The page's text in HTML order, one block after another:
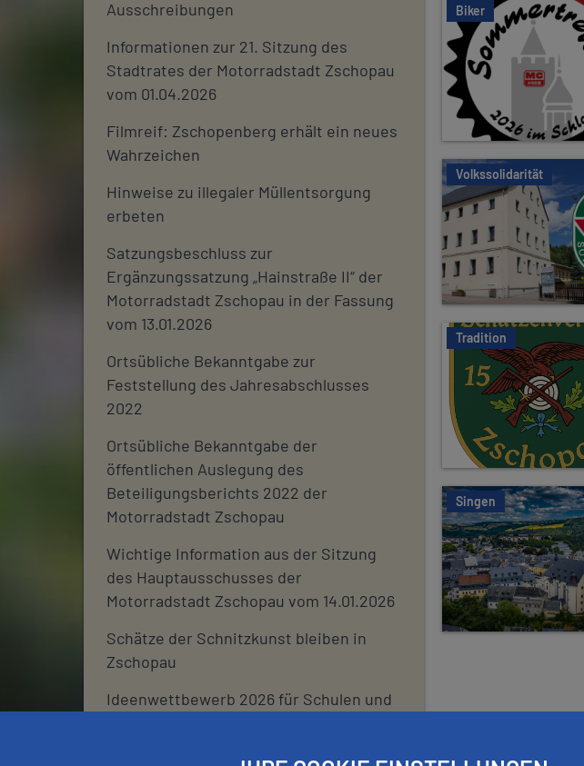
Ausschreibungen
Informationen zur 21. Sitzung des
Stadtrates der Motorradstadt Zschopau
vom 01.04.2026
Filmreif: Zschopenberg erhält ein neues
Wahrzeichen
Hinweise zu illegaler Müllentsorgung
erbeten
Satzungsbeschluss zur
Ergänzungssatzung „Hainstraße II“ der
Motorradstadt Zschopau in der Fassung
vom 13.01.2026
Ortsübliche Bekanntgabe zur
Feststellung des Jahresabschlusses
2022
Ortsübliche Bekanntgabe der
öffentlichen Auslegung des
Beteiligungsberichts 2022 der
Motorradstadt Zschopau
Wichtige Information aus der Sitzung
des Hauptausschusses der
Motorradstadt Zschopau vom 14.01.2026
Schätze der Schnitzkunst bleiben in
Zschopau
Ideenwettbewerb 2026 für Schulen und
Stadtjournal 2026: Wir suchen euch
Biker
Volkssolidarität
Tradition
Singen
P
G